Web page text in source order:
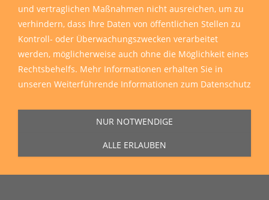
und vertraglichen Maßnahmen nicht ausreichen, um zu
verhindern, dass Ihre Daten von öffentlichen Stellen zu
Kontroll- oder Überwachungszwecken verarbeitet
werden, möglicherweise auch ohne die Möglichkeit eines
Rechtsbehelfs. Mehr Informationen erhalten Sie in
unseren Weiterführende Informationen zum Datenschutz
NUR NOTWENDIGE
ALLE ERLAUBEN